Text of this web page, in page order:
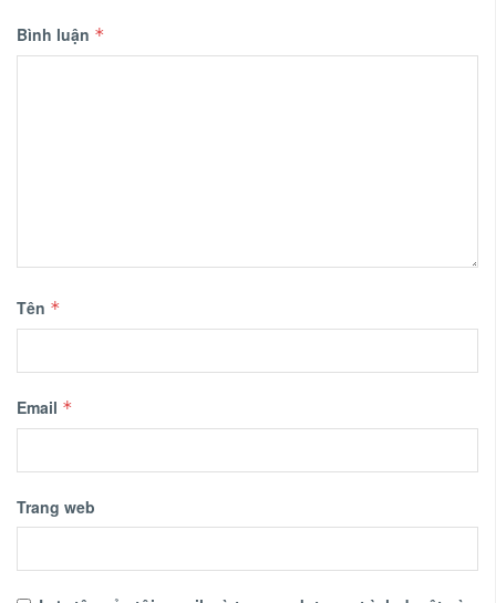
Bình luận *
Tên *
Email *
Trang web